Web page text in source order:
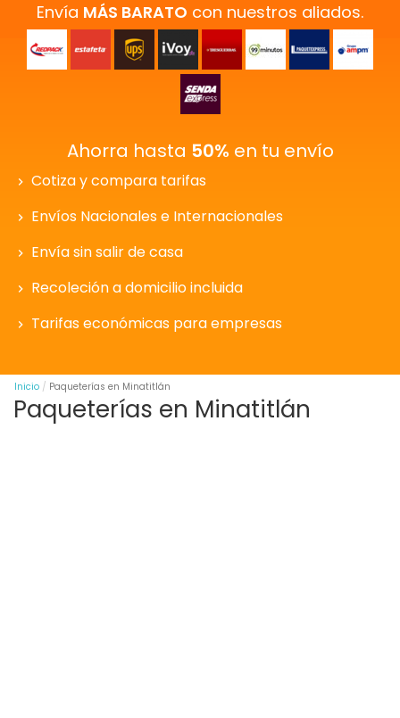
Envía MÁS BARATO con nuestros aliados.
Ahorra hasta 50% en tu envío
Cotiza y compara tarifas
Envíos Nacionales e Internacionales
Envía sin salir de casa
Recoleción a domicilio incluida
Tarifas económicas para empresas
Inicio Paqueterías en Minatitlán
Paqueterías en Minatitlán